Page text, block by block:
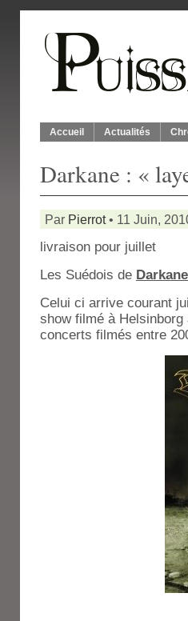
Accueil Actualités
Darkane : «
Par Pierrot• 11 Juin,
livraison pour juillet
Les Suédois de Darkane
Celui ci arrive courant
show filmé à
concerts filmés entre